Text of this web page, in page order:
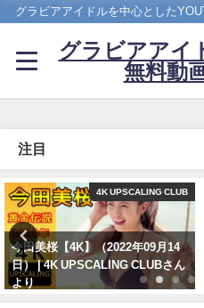
グラビアアイドルを中心とした
グラビアアイ
無料動
注目
メイキング
菊地姫奈 - 【2023/12/18発売！週
プレNo.1・2付録DVDチラ見せ
♪】『グラジャパ！』ならDVDが
視聴できる♪ #菊地姫奈 Hina